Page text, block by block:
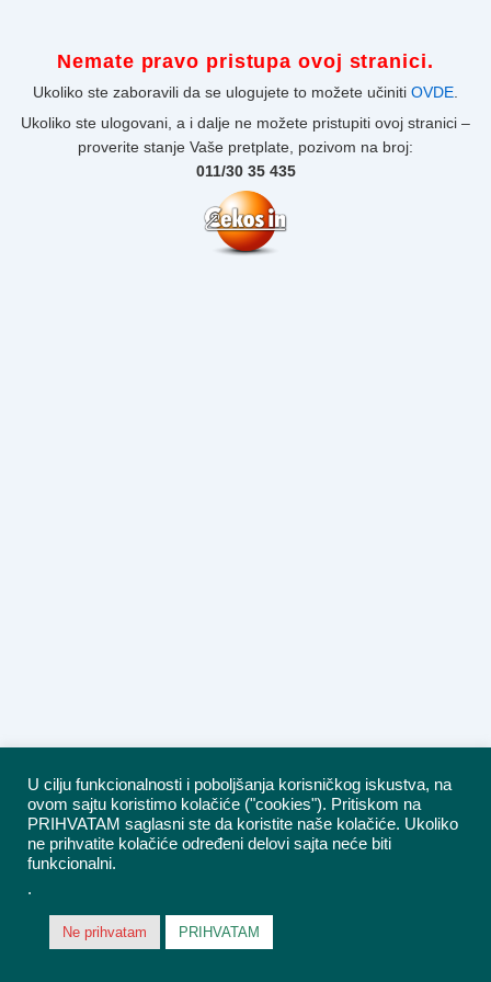
Nemate pravo pristupa ovoj stranici.
Ukoliko ste zaboravili da se ulogujete to možete učiniti OVDE
Ukoliko ste ulogovani, a i dalje ne možete pristupiti ovoj stranici –
proverite stanje Vaše pretplate, pozivom na broj:
011/30 35 435
U cilju funkcionalnosti i poboljšanja korisničkog iskustva, na
ovom sajtu koristimo kolačiće ("cookies"). Pritiskom na
PRIHVATAM saglasni ste da koristite naše kolačiće. Ukoliko
ne prihvatite kolačiće određeni delovi sajta neće biti
funkcionalni.
.
Ne prihvatam PRIHVATAM